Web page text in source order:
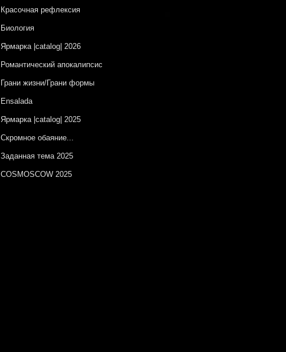
Красочная рефлексия
Биология
Ярмарка |catalog| 2026
Романтический апокалипсис
Грани жизни/Грани формы
Ensalada
Ярмарка |catalog| 2025
Скромное обаяние...
Заданная тема 2025
COSMOSCOW 2025